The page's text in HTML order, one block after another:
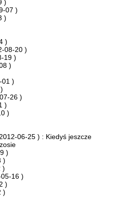
)
07 )
)
)
08-20 )
19 )
)
01 )
26 )
)
)
06-25 ) : Kiedyś jeszcze
)
)
)
16 )
)
)